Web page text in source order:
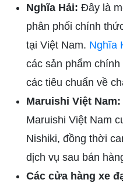
Nghĩa Hải: Đây là
phân phối chính
tại Việt Nam. Nghĩa
các sản phẩm
các tiêu chuẩn về
Maruishi Việt Nam:
Maruishi Việt Nam
Nishiki, đồng thời
dịch vụ sau bán
Các cửa hàng xe